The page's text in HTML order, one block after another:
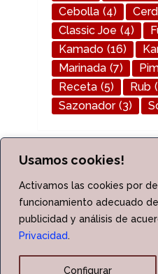
Usamos cookies!
Activamos las cookies por
funcionamiento adecuado
publicidad y análisis de
Privacidad.
Configurar
Cebolla (4)
Classic Joe (4)
Kamado (16)
Marinada (7)
Receta (5) Rub
Sazonador (3)
Política de Cookies